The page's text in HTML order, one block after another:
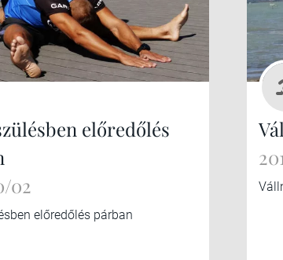
előredőlés
02
előredőlés párban